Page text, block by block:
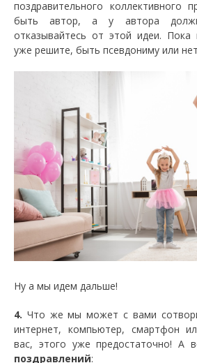
поздравительного коллективного
быть автор, а у автора
отказывайтесь от этой идеи.
уже решите, быть псевдониму или
Ну а мы идем дальше!
4. Что же мы может с вами
интернет, компьютер, смартфон
вас, этого уже предостаточно! А
поздравлений: